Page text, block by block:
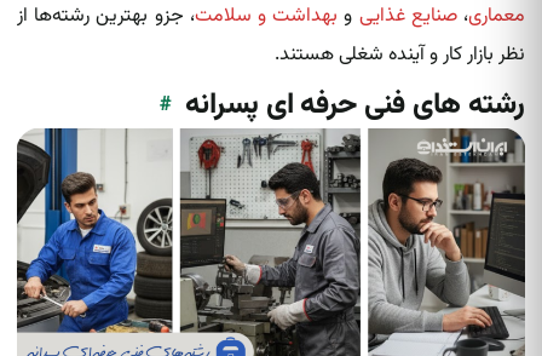
معماری،صنایع غذایی وبهداشت و سلامت، جزو بهترین رشته‌ها از
نظر بازار کار و آینده شغلی هستند.
رشته های فنی حرفه ای پسرانه #